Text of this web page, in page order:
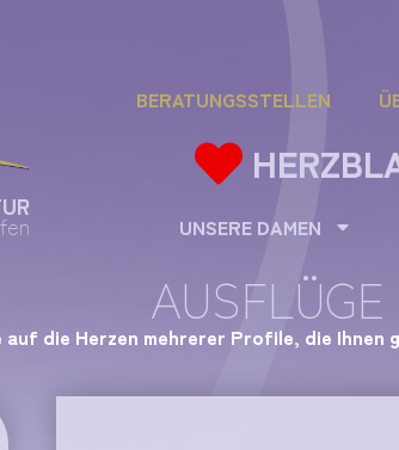
BERATUNGSSTELLEN
UNSERE DAMEN
AUSFLÜGE
die Herzen mehrerer Profile, die